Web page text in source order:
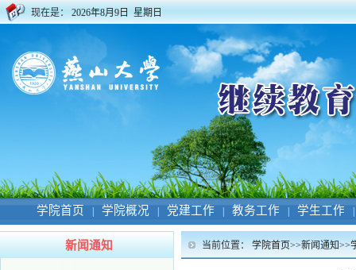
现在是： 2026年8月9日 星期日
学院首页 学院概况 党建工作 教务工作 学生工作
新闻通知 当前位置： 学院首页>>新闻通知>>